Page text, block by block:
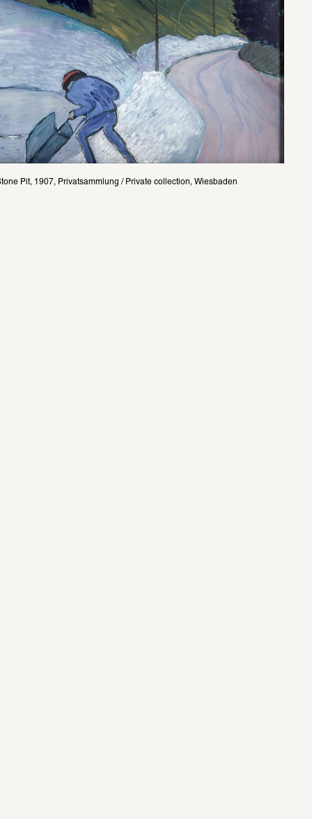
Pit, 1907, Privatsammlung / Private collection, Wiesbaden